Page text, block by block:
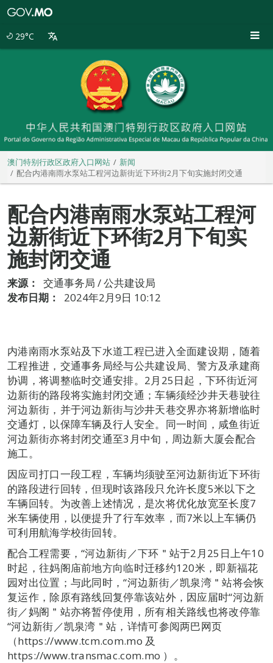
29°C
澳门特别行政区政府入口网站
新闻
配合内港南雨水泵站工程河边新街近下环街2月下旬实施封闭交通
配合内港南雨水泵站工程河
边新街近下环街2月下旬实
施封闭交通
来源：
交通事务局 / 公共建设局
发布日期：
2024年2月9日 10:12
内港南雨水泵站及下水道工程已进入全面建设期，随着
工程推进，交通事务局经与公共建设局、警方及承建商
协调，将调整临时交通安排。2月25日起，下环街近河
边新街的路段将实施封闭交通；车辆须经沙井天巷驶往
河边新街，并于河边新街与沙井天巷交界亦将新增临时
交通灯，以保障车辆及行人安全。同一时间，咸鱼街近
河边新街亦将封闭交通至3月中旬，周边新大厦会配合
施工。
因应司打口一段工程，车辆均须驶至河边新街近下环街
的路段进行回转，但现时该路段只允许长度5米以下之
车辆回转。为改善上述情况，是次将优化放宽至长度7
米车辆使用，以便提升了行车效率，而7米以上车辆仍
可利用航海学校街回转。
配合工程需要，“河边新街／下环＂站于2月25日上午10
时起，往妈阁庙前地方向临时迁移约120米，即新福花
园对出位置；与此同时，“河边新街／凯泉湾＂站将会恢
复运作，除原有路线回复停靠该站外，因应届时“河边新
街／妈阁＂站亦将暂停使用，所有相关路线也将改停靠
“河边新街／凯泉湾＂站，详情可参阅两巴网页
（https://www.tcm.com.mo 及
https://www.transmac.com.mo ）。